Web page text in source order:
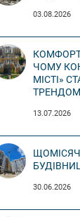
03.08.2026
КОМФОРТ
ЧОМУ
МІСТІ»
13.07.2026
30.06.2026